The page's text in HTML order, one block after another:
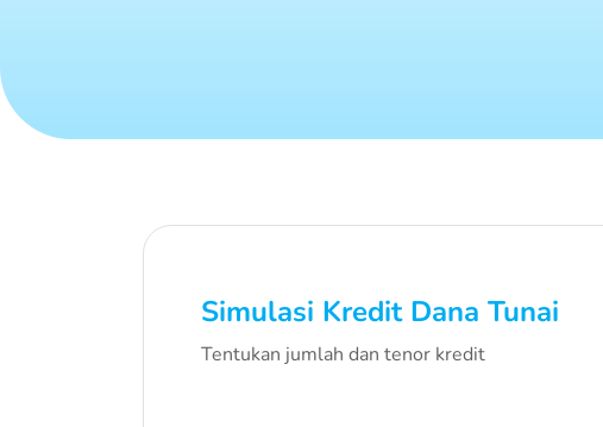
Simulasi Kredit Dana Tunai
Tentukan jumlah dan tenor kredit